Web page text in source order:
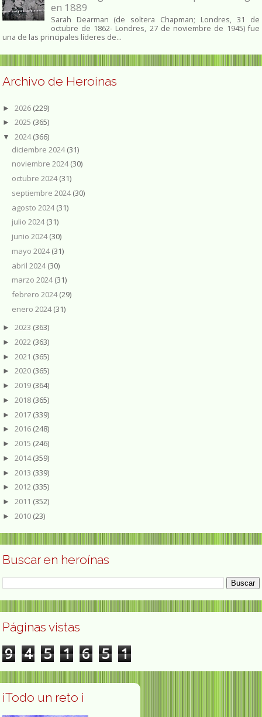
en 1889
Sarah Dearman (de soltera Chapman; Londres, 31 de
octubre de 1862​- Londres, 27 de noviembre de 1945)​ fue
una de las principales líderes de...
Archivo de Heroinas
► 2026 (229)
► 2025 (365)
▼ 2024(366)
diciembre 2024(31)
noviembre 2024(30)
octubre 2024(31)
septiembre 2024(30)
agosto 2024(31)
julio 2024(31)
junio 2024(30)
mayo 2024(31)
abril 2024(30)
marzo 2024(31)
febrero 2024(29)
enero 2024(31)
► 2023 (363)
► 2022 (363)
► 2021 (365)
► 2020 (365)
► 2019 (364)
► 2018 (365)
► 2017 (339)
► 2016 (248)
► 2015 (246)
► 2014(359)
► 2013 (339)
► 2012 (335)
► 2011 (352)
► 2010 (23)
Buscar en heroínas
Páginas vistas
9 4 5 1 6 5 1
¡Todo un reto ¡